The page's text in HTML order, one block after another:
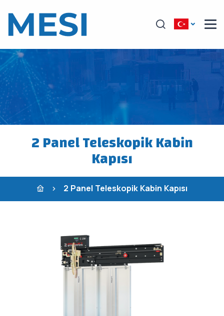
2 Panel Teleskopik Kabin
Kapısı
2 Panel Teleskopik Kabin Kapısı